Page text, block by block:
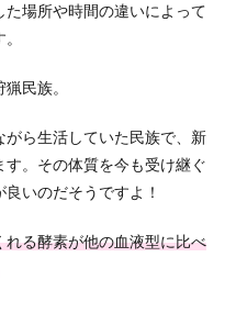
場所や時間の違いによって
民族。
ら生活していた民族で、新
。その体質を今も受け継ぐ
いのだそうですよ！
る酵素が他の血液型に比べ